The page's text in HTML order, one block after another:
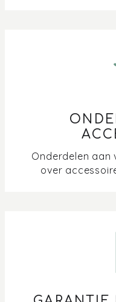
Onderdelen aan
over